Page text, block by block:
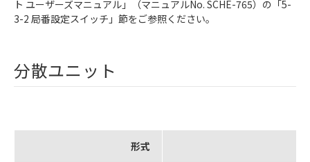
ト ユーザーズマニュアル」（マニュアルNo. SCHE-765）の「5-
3-2 局番設定スイッチ」節をご参照ください。
分散ユニット
形式